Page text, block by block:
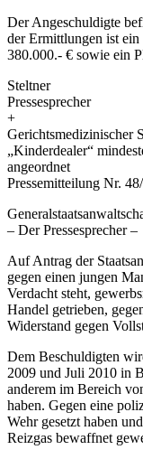
Der Angeschuldigte
der Ermittlungen ist
380.000.- € sowie ein
Steltner
Pressesprecher
+
Gerichtsmedizinischer
„Kinderdealer“
angeordnet
Pressemitteilung Nr.
– Der Pressesprecher –
Auf Antrag der
gegen einen jungen
Verdacht steht,
Handel getrieben,
Widerstand gegen
Dem Beschuldigten
2009 und Juli 2010 in
anderem im Bereich
haben. Gegen eine
Wehr gesetzt haben
Reizgas bewaffnet